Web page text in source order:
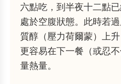
六點吃，到半夜十二點
處於空腹狀態。此時若
質醇（壓力荷爾蒙）上
更容易在下一餐（或忍
量熱量。